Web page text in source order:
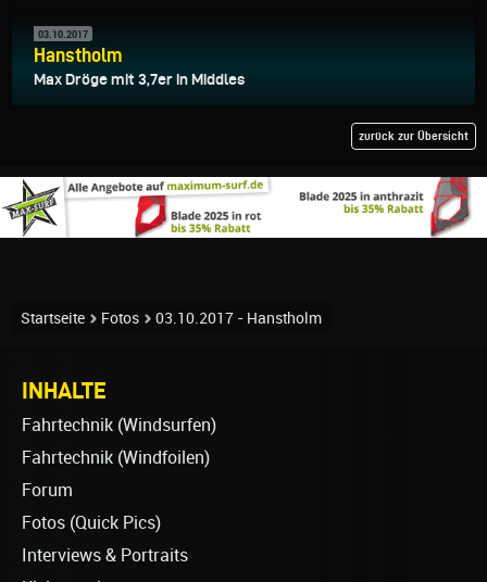
03.10.2017
Hanstholm
Max Dröge mit 3,7er in Middles
zurück zur Übersicht
Startseite Fotos 03.10.2017 - Hanstholm
INHALTE
Fahrtechnik (Windsurfen)
Fahrtechnik (Windfoilen)
Forum
Fotos (Quick Pics)
Interviews & Portraits